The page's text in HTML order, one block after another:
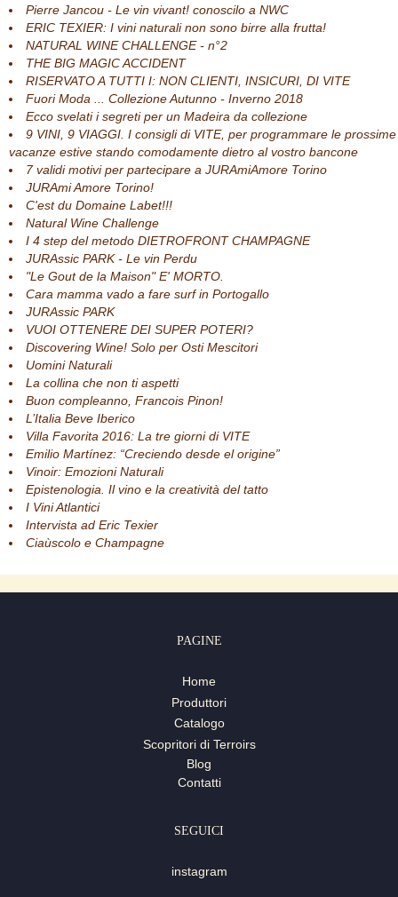
Pierre Jancou - Le vin vivant! conoscilo a NWC
ERIC TEXIER: I vini naturali non sono birre alla frutta!
NATURAL WINE CHALLENGE - n°2
THE BIG MAGIC ACCIDENT
RISERVATO A TUTTI I: NON CLIENTI, INSICURI, DI VITE
Fuori Moda ... Collezione Autunno - Inverno 2018
Ecco svelati i segreti per un Madeira da collezione
9 VINI, 9 VIAGGI. I consigli di VITE, per programmare le prossime
vacanze estive stando comodamente dietro al vostro bancone
7 validi motivi per partecipare a JURAmiAmore Torino
JURAmi Amore Torino!
C'est du Domaine Labet!!!
Natural Wine Challenge
I 4 step del metodo DIETROFRONT CHAMPAGNE
JURAssic PARK - Le vin Perdu
"Le Gout de la Maison" E' MORTO.
Cara mamma vado a fare surf in Portogallo
JURAssic PARK
VUOI OTTENERE DEI SUPER POTERI?
Discovering Wine! Solo per Osti Mescitori
Uomini Naturali
La collina che non ti aspetti
Buon compleanno, Francois Pinon!
L’Italia Beve Iberico
Villa Favorita 2016: La tre giorni di VITE
Emilio Martínez: “Creciendo desde el origine”
Vinoir: Emozioni Naturali
Epistenologia. Il vino e la creatività del tatto
I Vini Atlantici
Intervista ad Eric Texier
Ciaùscolo e Champagne
PAGINE
Home
Produttori
Catalogo
Scopritori di Terroirs
Blog
Contatti
SEGUICI
instagram